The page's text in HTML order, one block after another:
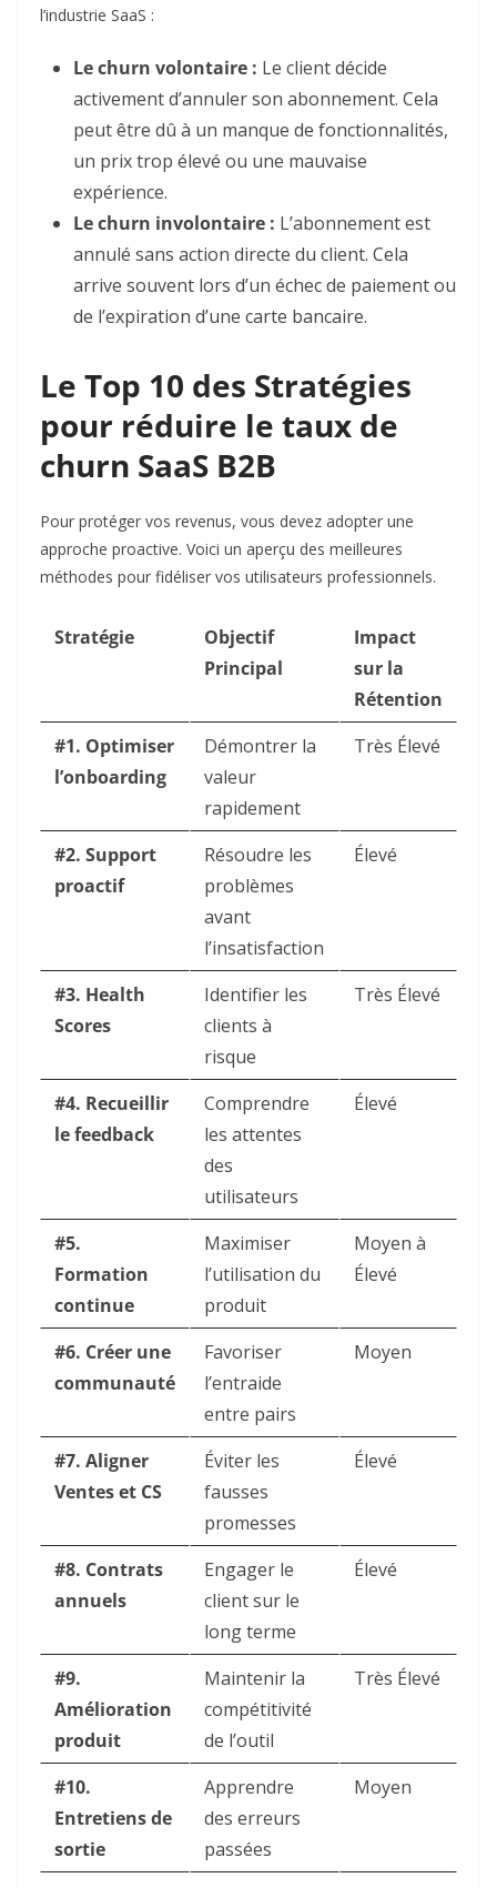
l’industrie SaaS :
Le churn volontaire : Le client décide
activement d’annuler son abonnement. Cela
peut être dû à un manque de fonctionnalités,
un prix trop élevé ou une mauvaise
expérience.
Le churn involontaire : L’abonnement est
annulé sans action directe du client. Cela
arrive souvent lors d’un échec de paiement ou
de l’expiration d’une carte bancaire.
Le Top 10 des Stratégies
pour réduire le taux de
churn SaaS B2B
Pour protéger vos revenus, vous devez adopter une
approche proactive. Voici un aperçu des meilleures
méthodes pour fidéliser vos utilisateurs professionnels.
Stratégie
Objectif
Principal
Impact
sur la
Rétention
#1. Optimiser
l’onboarding
Démontrer la
valeur
rapidement
Très Élevé
#2. Support
proactif
Résoudre les
problèmes
avant
l’insatisfaction
Élevé
#3. Health
Scores
Identifier les
clients à
risque
Très Élevé
#4. Recueillir
le feedback
Comprendre
les attentes
des
utilisateurs
Élevé
#5.
Formation
continue
Maximiser
l’utilisation du
produit
Moyen à
Élevé
#6. Créer une
communauté
Favoriser
l’entraide
entre pairs
Moyen
#7. Aligner
Ventes et CS
Éviter les
fausses
promesses
Élevé
#8. Contrats
annuels
Engager le
client sur le
long terme
Élevé
#9.
Amélioration
produit
Maintenir la
compétitivité
de l’outil
Très Élevé
#10.
Entretiens de
sortie
Apprendre
des erreurs
passées
Moyen